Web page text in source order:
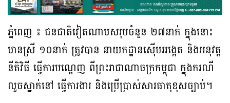
ភ្នំពេញ ៖ ជនជាតិវៀតណាមសរុបចំនួន ២៧នាក់ ក្នុងនោះ
មានស្រី ១០នាក់ ត្រូវបាន នាយកដ្ឋានស៊ើបអង្កេត និងអនុវត្ត
នីតិវិធី ធ្វើការបណ្តេញ ពីព្រះរាជាណាចក្រកម្ពុជា ក្នុងករណី
លួចស្នាក់នៅ ធ្វើការងារ និងប្រើប្រាស់សារធាតុខុសច្បាប់។